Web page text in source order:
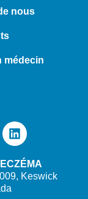
nous
médecin
Keswick